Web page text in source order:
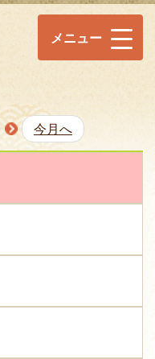
メニュー
今月へ